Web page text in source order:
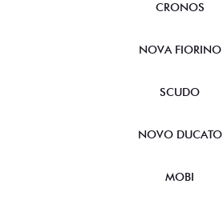
CRONOS
NOVA FIORINO
SCUDO
NOVO DUCATO
MOBI